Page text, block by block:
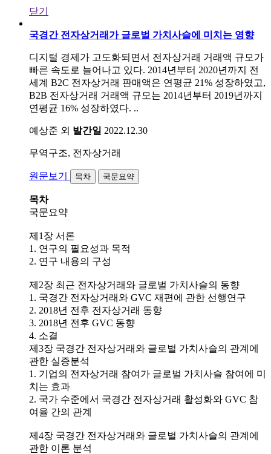
닫기
국경간 전자상거래가 글로벌 가치사슬에 미치는 영향
디지털 경제가 고도화되면서 전자상거래 거래액 규모가
빠른 속도로 늘어나고 있다. 2014년부터 2020년까지 전
세계 B2C 전자상거래 판매액은 연평균 21% 성장하였고,
B2B 전자상거래 거래액 규모는 2014년부터 2019년까지
연평균 16% 성장하였다. ..
예상준 외 발간일 2022.12.30
무역구조, 전자상거래
원문보기 목차 국문요약
목차
국문요약
제1장 서론
1. 연구의 필요성과 목적
2. 연구 내용의 구성
제2장 최근 전자상거래와 글로벌 가치사슬의 동향
1. 국경간 전자상거래와 GVC 재편에 관한 선행연구
2. 2018년 전후 전자상거래 동향
3. 2018년 전후 GVC 동향
4. 소결
제3장 국경간 전자상거래와 글로벌 가치사슬의 관계에
관한 실증분석
1. 기업의 전자상거래 참여가 글로벌 가치사슬 참여에 미
치는 효과
2. 국가 수준에서 국경간 전자상거래 활성화와 GVC 참
여율 간의 관계
제4장 국경간 전자상거래와 글로벌 가치사슬의 관계에
관한 이론 분석